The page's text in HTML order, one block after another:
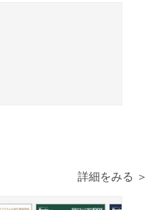
詳細をみる ＞